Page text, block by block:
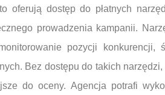
oferują dostęp do płatnych
prowadzenia kampanii.
pozycji
Bez dostępu do takich
do oceny. Agencja potrafi